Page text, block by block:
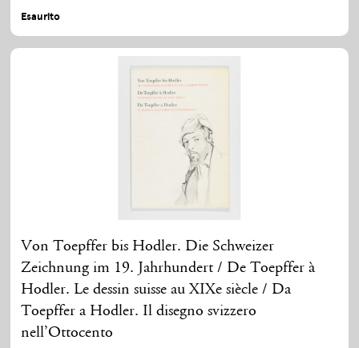
Esaurito
Von Toepffer bis Hodler. Die Schweizer
Zeichnung im 19. Jahrhundert / De Toepffer à
Hodler. Le dessin suisse au XIXe siècle / Da
Toepffer a Hodler. Il disegno svizzero
nell’Ottocento